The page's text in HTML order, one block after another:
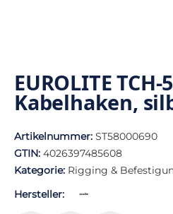
EUROLITE TCH-
Kabelhaken,
Artikelnummer: ST58000690
GTIN: 4026397485608
Kategorie: Rigging &
Hersteller: